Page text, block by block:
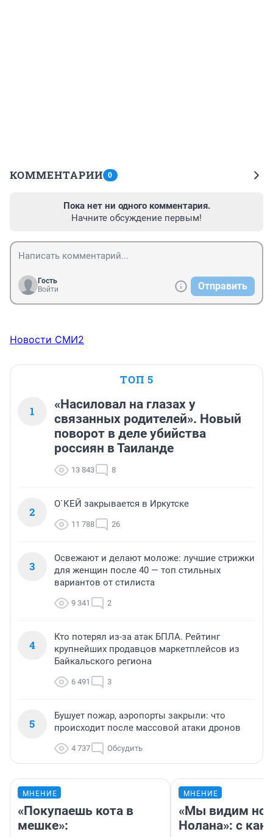
КОММЕНТАРИИ 0
Пока нет ни одного комментария.
Начните обсуждение первым!
Гость
Войти
Отправить
Новости СМИ2
ТОП 5
1
«Насиловал на глазах у
связанных родителей». Новый
поворот в деле убийства
россиян в Таиланде
13 843 8
2
О`КЕЙ закрывается в Иркутске
11 788 26
3
Освежают и делают моложе: лучшие стрижки
для женщин после 40 — топ стильных
вариантов от стилиста
9 341 2
4
Кто потерял из-за атак БПЛА. Рейтинг
крупнейших продавцов маркетплейсов из
Байкальского региона
6 491 3
5
Бушует пожар, аэропорты закрыли: что
происходит после массовой атаки дронов
4 737 Обсудить
МНЕНИЕ
«Покупаешь кота в
мешке»:
МНЕНИЕ
«Мы видим
Нолана»: с